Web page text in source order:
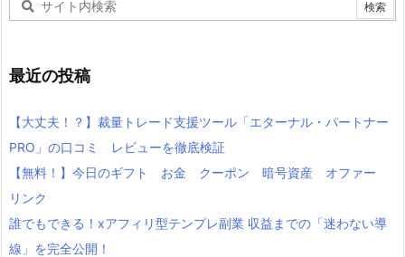
最近の投稿
【大丈夫！？】裁量トレード支援ツール「エターナル・パートナー
PRO」の口コミ レビューを徹底検証
【無料！】今日のギフト お金 クーポン 暗号資産 オファー
リンク
誰でもできる！xアフィリ型テンプレ副業 収益までの「迷わない導
線」を完全公開！